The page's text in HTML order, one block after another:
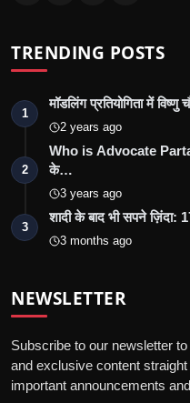
TRENDING POSTS
1
मॉडलिंग प्रतियोगिता में
2 years ago
2
Who is Advocate
के…
3 years ago
3
शादी के बाद भी सपने ज़िंदा:
3 months ago
NEWSLETTER
Subscribe to our newsletter
and exclusive content
important announcements